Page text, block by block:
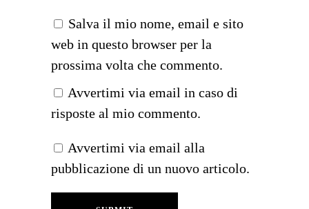
Salva il mio nome, email e sito
web in questo browser per la
prossima volta che commento.
Avvertimi via email in caso di
risposte al mio commento.
Avvertimi via email alla
pubblicazione di un nuovo articolo.